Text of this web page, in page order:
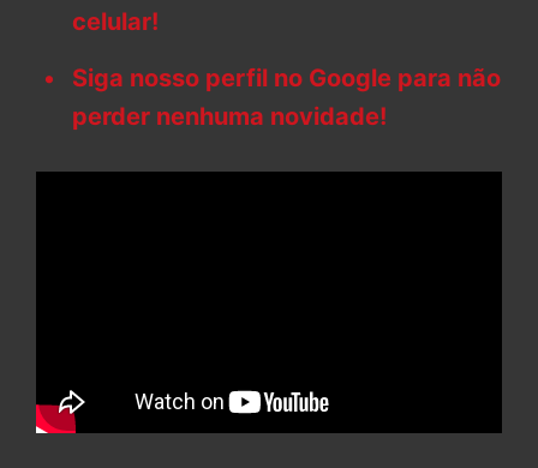
celular!
Siga nosso perfil no Google para não
perder nenhuma novidade!